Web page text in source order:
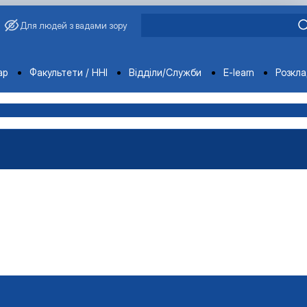
Для людей з вадами зору
Факультети / ННІ Відділи/Служби E-learn